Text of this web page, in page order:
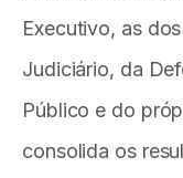
Executivo, as
Judiciário, da
Público e do
consolida os